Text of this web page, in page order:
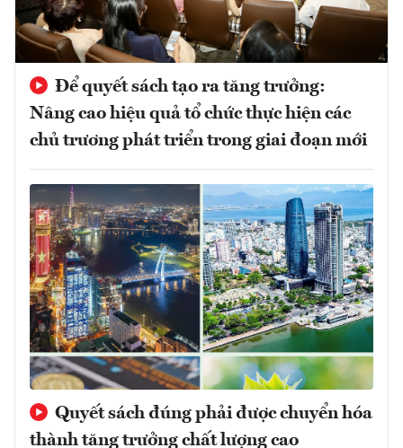
Để quyết sách tạo ra tăng trưởng:
Nâng cao hiệu quả tổ chức thực hiện các
chủ trương phát triển trong giai đoạn mới
Quyết sách đúng phải được chuyển hóa
thành tăng trưởng chất lượng cao